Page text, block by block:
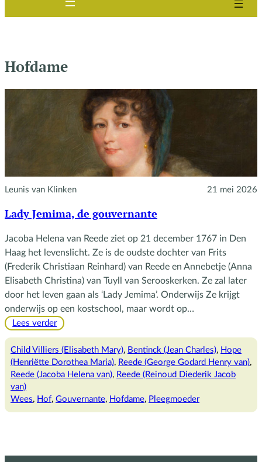
Hofdame
Leunis van Klinken 21 mei 2026
Lady Jemima, de gouvernante
Jacoba Helena van Reede ziet op 21 december 1767 in Den
Haag het levenslicht. Ze is de oudste dochter van Frits
(Frederik Christiaan Reinhard) van Reede en Annebetje (Anna
Elisabeth Christina) van Tuyll van Serooskerken. Ze zal later
door het leven gaan als ‘Lady Jemima’. Onderwijs Ze krijgt
onderwijs op een kostschool, maar wordt op…
Lees verder:
Jemima,
de
gouvernante
Child Villiers (Elisabeth Mary), Bentinck (Jean Charles), Hope
(Henriëtte Dorothea Maria), Reede (George Godard Henry van)
Reede (Jacoba Helena van), Reede (Reinoud Diederik Jacob
van)
Wees, Hof, Gouvernante, Hofdame, Pleegmoeder